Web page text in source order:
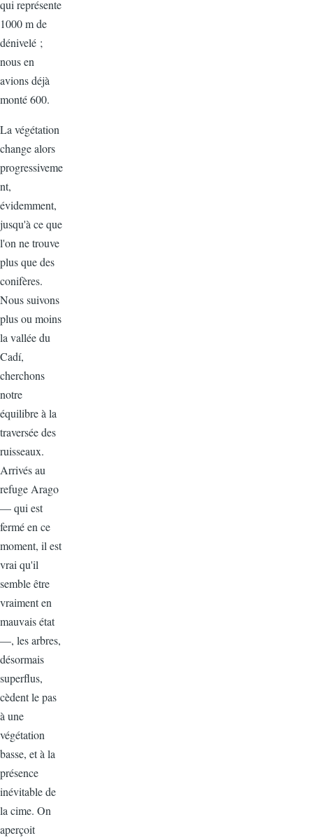
qui représente
1000 m de
dénivelé ;
nous en
avions déjà
monté 600.
La végétation
change alors
progressiveme
nt,
évidemment,
jusqu'à ce que
l'on ne trouve
plus que des
conifères.
Nous suivons
plus ou moins
la vallée du
Cadí,
cherchons
notre
équilibre à la
traversée des
ruisseaux.
Arrivés au
refuge Arago
— qui est
fermé en ce
moment, il est
vrai qu'il
semble être
vraiment en
mauvais état
—, les arbres,
désormais
superflus,
cèdent le pas
à une
végétation
basse, et à la
présence
inévitable de
la cime. On
aperçoit